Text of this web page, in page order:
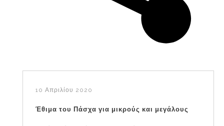
10 Απριλίου 2020
Έθιμα του Πάσχα για μικρούς και μεγάλους